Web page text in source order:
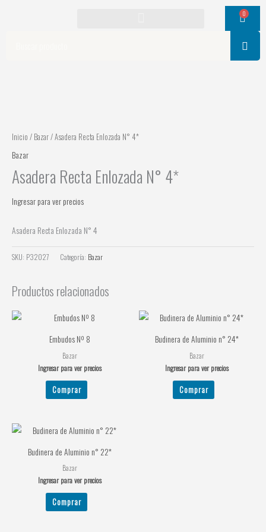
0
Cart
Inicio / Bazar/ Asadera Recta Enlozada N° 4*
Bazar
Asadera Recta Enlozada N° 4*
Ingresar para ver precios
Asadera Recta Enlozada N° 4
SKU: P32027 Categoría: Bazar
Productos relacionados
Embudos Nº 8
Bazar
Ingresar para ver precios
Comprar
Budinera de Aluminio n° 24*
Bazar
Ingresar para ver precios
Comprar
Budinera de Aluminio n° 22*
Bazar
Ingresar para ver precios
Comprar